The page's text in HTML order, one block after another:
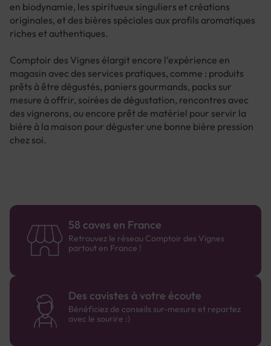
en biodynamie, les spiritueux singuliers et créations
originales, et des bières spéciales aux profils aromatiques
riches et authentiques.
Comptoir des Vignes élargit encore l’expérience en
magasin avec des services pratiques, comme : produits
prêts à être dégustés, paniers gourmands, packs sur
mesure à offrir, soirées de dégustation, rencontres avec
des vignerons, ou encore prêt de matériel pour servir la
bière à la maison pour déguster une bonne bière pression
chez soi.
58 caves en France
Retrouvez le réseau Comptoir des Vignes
partout en France !
Des cavistes à votre écoute
Bénéficiez de conseils sur-mesure et repartez
avec le sourire :)